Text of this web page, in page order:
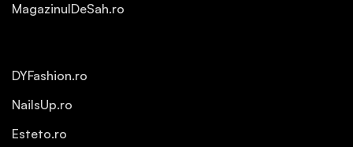
MagazinulDeSah.ro
DYFashion.ro
NailsUp.ro
Esteto.ro